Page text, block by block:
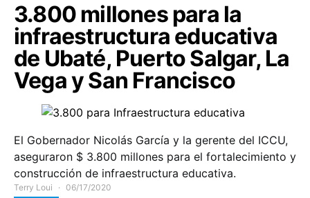
3.800 millones para la
infraestructura educativa
de Ubaté, Puerto Salgar, La
Vega y San Francisco
El Gobernador Nicolás García y la gerente del ICCU,
aseguraron $ 3.800 millones para el fortalecimiento y
construcción de infraestructura educativa.
Terry Loui 06/17/2020